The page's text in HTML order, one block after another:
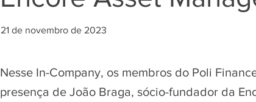
21 de novembro de 2023
Nesse In-Company, os membros do Poli
presença de João Braga, sócio-fundador da